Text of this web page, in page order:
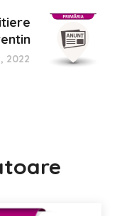
2022